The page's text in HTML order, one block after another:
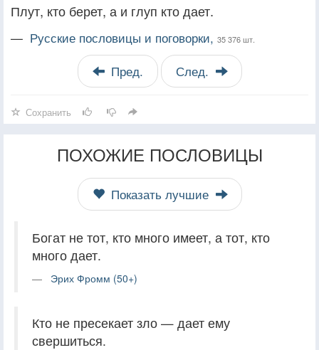
Плут, кто берет, а и глуп кто дает.
— Русские пословицы и поговорки, 35 376 шт.
Пред. След.
Сохранить
ПОХОЖИЕ ПОСЛОВИЦЫ
Показать лучшие
Богат не тот, кто много имеет, а тот, кто
много дает.
Эрих Фромм (50+)
Кто не пресекает зло — дает ему
свершиться.